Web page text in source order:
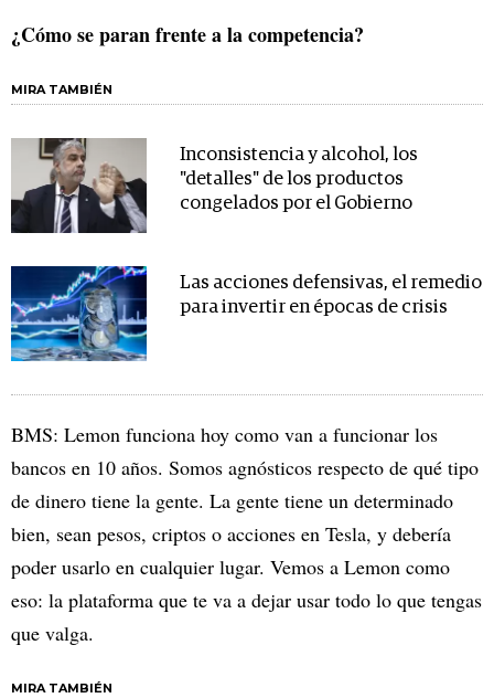
¿Cómo se paran frente a la competencia?
MIRA TAMBIÉN
Inconsistencia y alcohol, los
"detalles" de los productos
congelados por el Gobierno
Las acciones defensivas, el remedio
para invertir en épocas de crisis
BMS: Lemon funciona hoy como van a funcionar los
bancos en 10 años. Somos agnósticos respecto de qué tipo
de dinero tiene la gente. La gente tiene un determinado
bien, sean pesos, criptos o acciones en Tesla, y debería
poder usarlo en cualquier lugar. Vemos a Lemon como
eso: la plataforma que te va a dejar usar todo lo que tengas
que valga.
MIRA TAMBIÉN